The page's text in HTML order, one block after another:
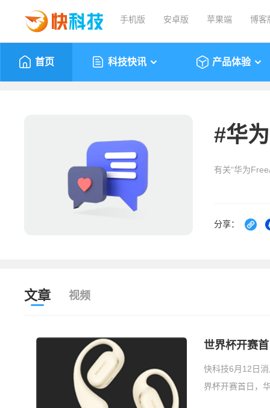
手机版 安卓版 苹果端 博客
首页 科技快讯 产品体验
#华
有关“华为
分享：
文章 视频
世界杯开赛
快科技6月12日
界杯开赛首日，